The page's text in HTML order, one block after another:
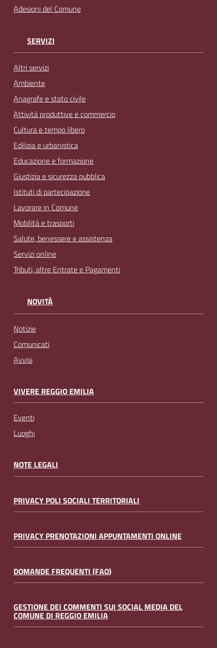
Adesioni del Comune
SERVIZI
Altri servizi
Ambiente
Anagrafe e stato civile
Attività produttive e commercio
Cultura e tempo libero
Edilizia e urbanistica
Educazione e formazione
Giustizia e sicurezza pubblica
Istituti di partecipazione
Lavorare in Comune
Mobilità e trasporti
Salute, benessere e assistenza
Servizi online
Tributi, altre Entrate e Pagamenti
NOVITÀ
Notizie
Comunicati
Avvisi
VIVERE REGGIO EMILIA
Eventi
Luoghi
NOTE LEGALI
PRIVACY POLI SOCIALI TERRITORIALI
PRIVACY PRENOTAZIONI APPUNTAMENTI ONLINE
DOMANDE FREQUENTI (FAQ)
GESTIONE DEI COMMENTI SUI SOCIAL MEDIA DEL
COMUNE DI REGGIO EMILIA